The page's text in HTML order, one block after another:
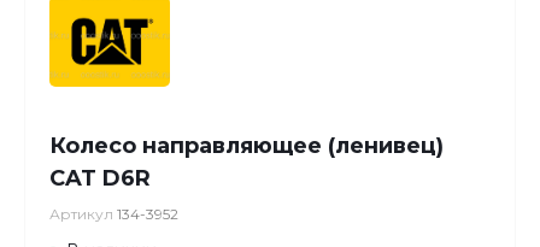
Колесо направляющее (ленивец)
CAT D6R
Артикул 134-3952